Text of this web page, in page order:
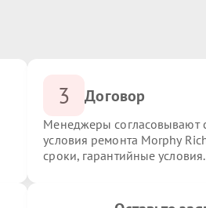
3 Договор
Менеджеры согласовывают
условия ремонта Morphy
сроки, гарантийные условия.